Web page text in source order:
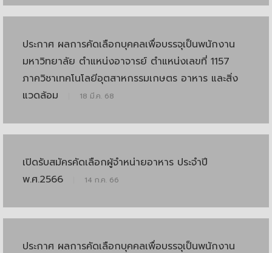
ประกาศ ผลการคัดเลือกบุคคลเพื่อบรรจุเป็นพนักงาน
มหาวิทยาลัย ตำแหน่งอาจารย์ ตำแหน่งเลขที่ 1157
ภาควิชาเทคโนโลยีอุตสาหกรรมเกษตร อาหาร และสิ่ง
แวดล้อม
18 มี.ค. 68
เปิดรับสมัครคัดเลือกผู้จำหน่ายอาหาร ประจำปี
พ.ศ.2566
14 ก.ค. 66
ประกาศ ผลการคัดเลือกบุคคลเพื่อบรรจุเป็นพนักงาน